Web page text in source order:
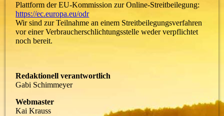
Plattform der EU-Kommission zur Online-Streitbeilegung:
https://ec.europa.eu/odr
Wir sind zur Teilnahme an einem Streitbeilegungsverfahren
vor einer Verbraucherschlichtungsstelle weder verpflichtet
noch bereit.
Redaktionell verantwortlich
Gabi Schimmeyer
Webmaster
Kai Krauss